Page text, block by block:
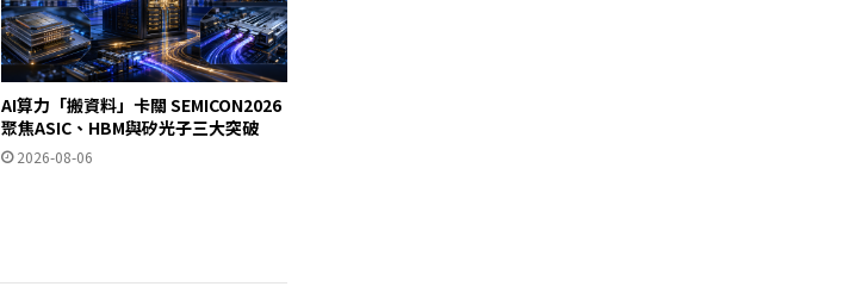
AI算力「搬資料」卡關 SEMICON2026
聚焦ASIC、HBM與矽光子三大突破
2026-08-06